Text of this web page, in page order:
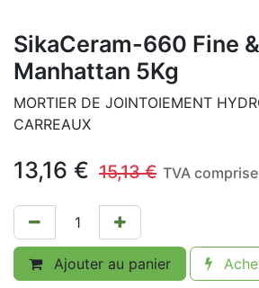
SikaCeram-660 Fine
Manhattan 5Kg
MORTIER DE JOINTOIEMENT
CARREAUX
13,16 € 15,13€ TVA comprise
Ajouter au panier